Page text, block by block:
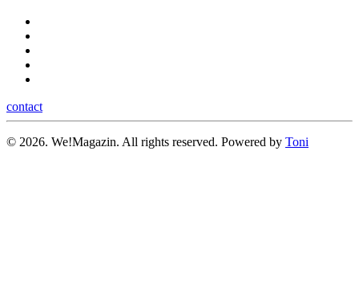
contact
© 2026. We!Magazin. All rights reserved. Powered by Toni